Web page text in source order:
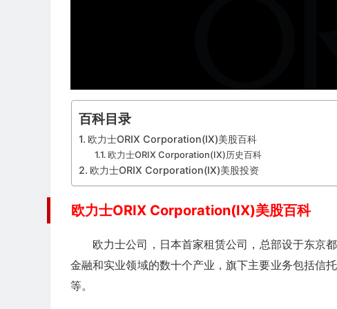
百科目录
欧力士ORIX Corporation(IX)美股百科
欧力士ORIX Corporation(IX)历史百科
欧力士ORIX Corporation(IX)美股投资
欧力士ORIX Corporation(IX)美股百科
欧力士公司，日本首家租赁公司，总部设于东京
金融和实业领域的数十个产业，旗下主要业务包括信
等。